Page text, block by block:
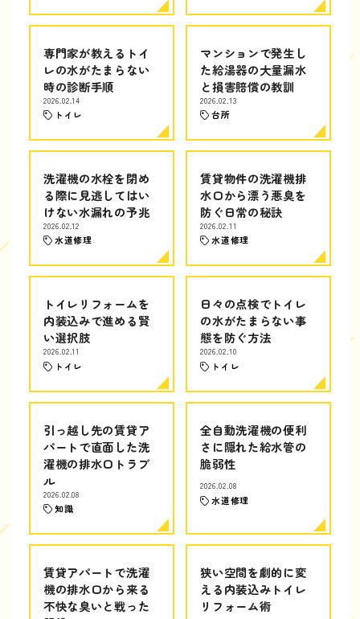
専門家が教えるトイ
レの水がたまらない
時の診断手順
2026.02.14
トイレ
マンションで発生し
た給湯器の大量漏水
と損害賠償の教訓
2026.02.13
台所
洗濯機の水栓を閉め
る際に見逃してはい
けない水漏れの予兆
2026.02.12
水道修理
賃貸物件の洗濯機排
水口から漂う悪臭を
防ぐ日常の秘訣
2026.02.11
水道修理
トイレリフォームを
内装込みで進める賢
い選択肢
2026.02.11
トイレ
日々の点検でトイレ
の水がたまらない事
態を防ぐ方法
2026.02.10
トイレ
引っ越し先の賃貸ア
パートで直面した洗
濯機の排水口トラブ
ル
2026.02.08
知識
全自動洗濯機の便利
さに隠れた給水管の
脆弱性
2026.02.08
水道修理
賃貸アパートで洗濯
機の排水口から来る
不快な臭いと戦った
狭い空間を劇的に変
える内装込みトイレ
リフォーム術